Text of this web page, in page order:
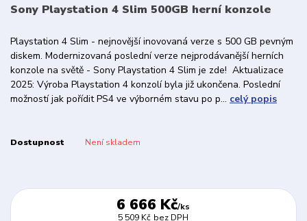
Sony Playstation 4 Slim 500GB herní konzole
Playstation 4 Slim - nejnovější inovovaná verze s 500 GB pevným
diskem. Modernizovaná poslední verze nejprodávanější herních
konzole na světě - Sony Playstation 4 Slim je zde! Aktualizace
2025: Výroba Playstation 4 konzolí byla již ukončena. Poslední
možností jak pořídit PS4 ve výborném stavu po p... celý popis
Dostupnost Není skladem
6 666 Kč/ks
5 509 Kč bez DPH